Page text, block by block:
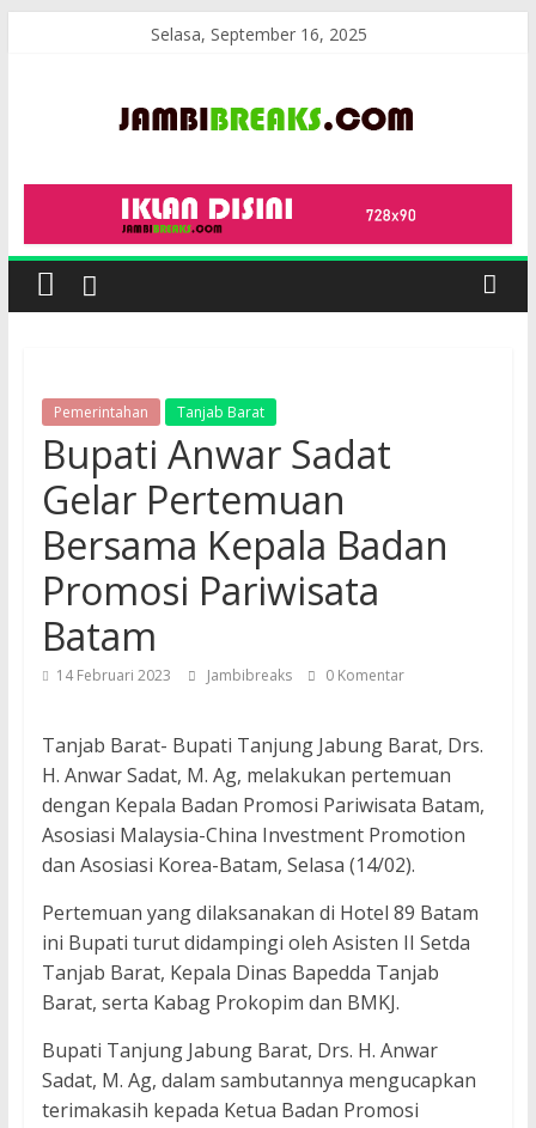
Selasa, September 16, 2025
JambiBreaks
Pemerintahan Tanjab Barat
Bupati Anwar Sadat
Gelar Pertemuan
Bersama Kepala Badan
Promosi Pariwisata
Batam
14 Februari 2023 Jambibreaks 0 Komentar
Tanjab Barat- Bupati Tanjung Jabung Barat, Drs.
H. Anwar Sadat, M. Ag, melakukan pertemuan
dengan Kepala Badan Promosi Pariwisata Batam,
Asosiasi Malaysia-China Investment Promotion
dan Asosiasi Korea-Batam, Selasa (14/02).
Pertemuan yang dilaksanakan di Hotel 89 Batam
ini Bupati turut didampingi oleh Asisten II Setda
Tanjab Barat, Kepala Dinas Bapedda Tanjab
Barat, serta Kabag Prokopim dan BMKJ.
Bupati Tanjung Jabung Barat, Drs. H. Anwar
Sadat, M. Ag, dalam sambutannya mengucapkan
terimakasih kepada Ketua Badan Promosi